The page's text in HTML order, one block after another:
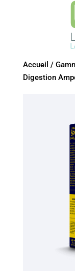
Accueil /
Digestion